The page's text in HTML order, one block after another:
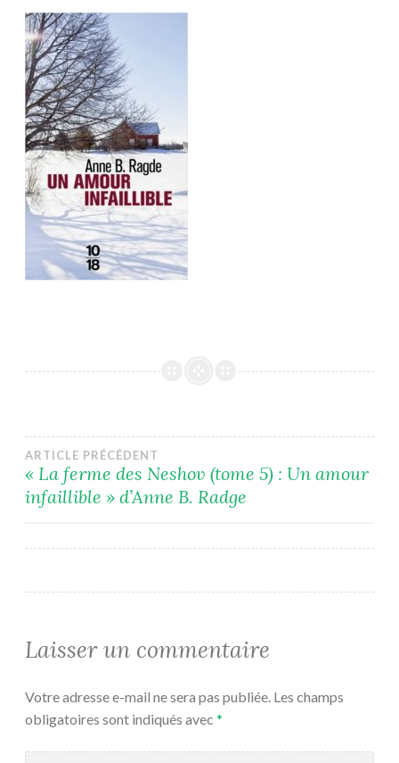
Navigation
de
l’article
ARTICLE PRÉCÉDENT
« La ferme des Neshov (tome 5) : Un amour
infaillible » d’Anne B. Radge
Laisser un commentaire
Votre adresse e-mail ne sera pas publiée. Les champs
obligatoires sont indiqués avec *